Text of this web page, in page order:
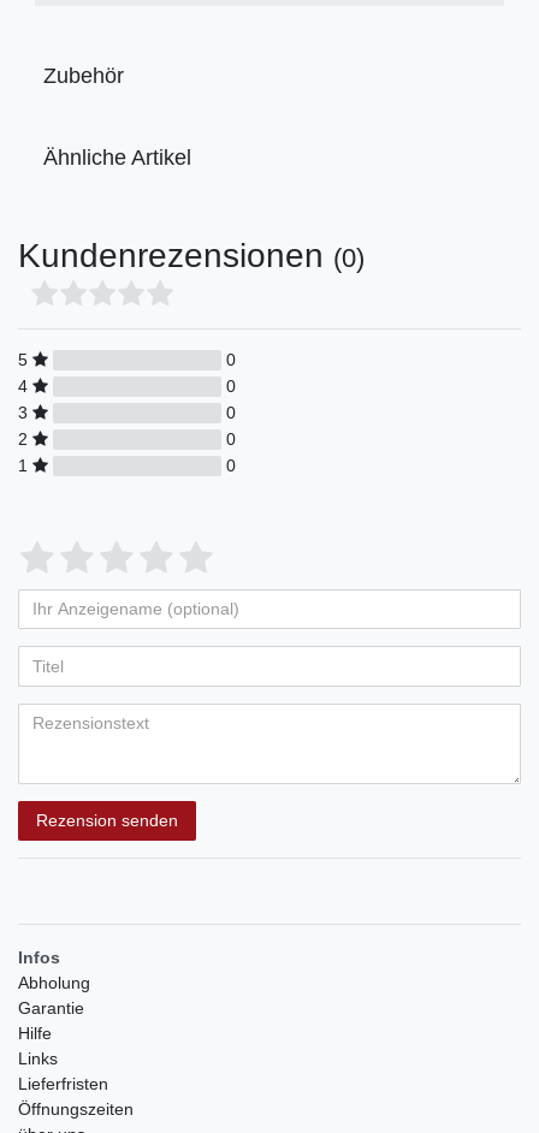
Zubehör
Ähnliche Artikel
Kundenrezensionen (0)
5
0
4
0
3
0
2
0
1
0
Bewertungssterne
von
5
Bewertungssternen
4
von
5
Bewertungssternen
3
von
5
Bewertungssternen
2
von
5
Bewertungssternen
1
von
5
Bewertungssternen
Anzeigename
(optional)
Rezension senden
Infos
Abholung
Garantie
Hilfe
Links
Lieferfristen
Öffnungszeiten